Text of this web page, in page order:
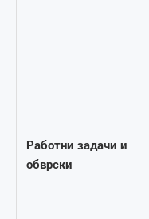
Работни задачи и
обврски